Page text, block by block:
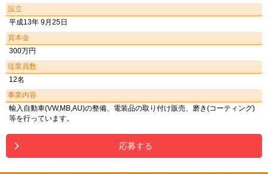
設立
平成13年 9月25日
資本金
300万円
従業員数
12名
事業内容
輸入自動車(VW,MB,AU)の整備、電装品の取り付け販売、磨き(コーティング)
等を行っています。
応募する